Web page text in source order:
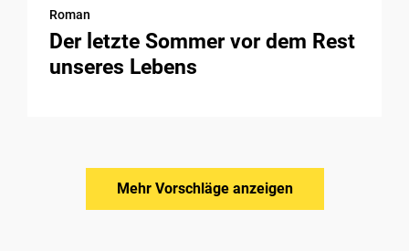
Roman
Der letzte Sommer vor dem Rest
unseres Lebens
Mehr Vorschläge anzeigen